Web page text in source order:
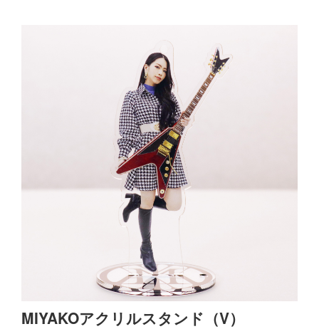
MIYAKOアクリルスタンド（V）